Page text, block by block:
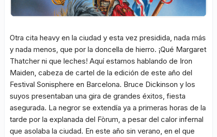
Otra cita heavy en la ciudad y esta vez presidida, nada más
y nada menos, que por la doncella de hierro. ¡Qué Margaret
Thatcher ni que leches! Aquí estamos hablando de Iron
Maiden, cabeza de cartel de la edición de este año del
Festival Sonisphere en Barcelona. Bruce Dickinson y los
suyos presentaban una gira de grandes éxitos, fiesta
asegurada. La negror se extendía ya a primeras horas de la
tarde por la explanada del Fòrum, a pesar del calor infernal
que asolaba la ciudad. En este año sin verano, en el que